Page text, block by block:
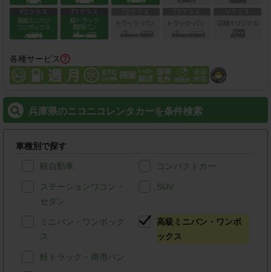
各種サービス
兵庫県のニコニコレンタカーを条件検索
車種別で探す
軽自動車 コンパクトカー
ステーションワゴン・
セダン
SUV
ミニバン・ワンボック
ス
高級ミニバン・ワンボ
ックス
軽トラック・商用バン